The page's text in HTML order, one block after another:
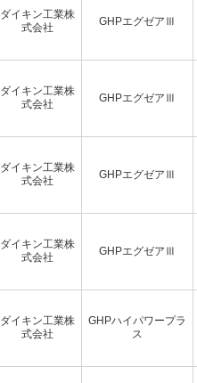
ダイキン工業株
式会社
GHPエグゼアⅢ
ダイキン工業株
式会社
GHPエグゼアⅢ
ダイキン工業株
式会社
GHPエグゼアⅢ
ダイキン工業株
式会社
GHPエグゼアⅢ
ダイキン工業株
式会社
GHPハイパワープラ
ス